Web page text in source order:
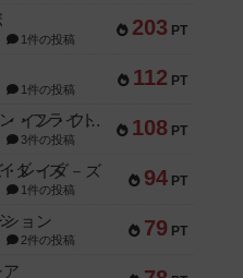
203 PT
1件の投稿
112 PT
1件の投稿
108 PT
ファースト・イン・フライト
3件の投稿
94 PT
レイダ－ズ
1件の投稿
79 PT
ョン
2件の投稿
ア